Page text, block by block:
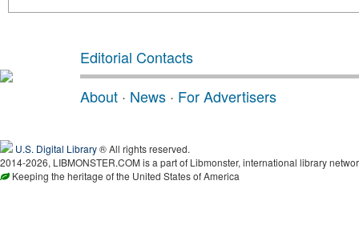
Editorial Contacts
About · News · For Advertisers
U.S. Digital Library® All rights reserved.
2014-2026, LIBMONSTER.COM is a part of Libmonster, international library
Keeping the heritage of the United States of America